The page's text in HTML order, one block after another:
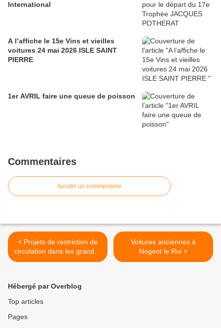
International
A l’affiche le 15e Vins et vieilles
voitures 24 mai 2026 ISLE SAINT
PIERRE
1er AVRIL faire une queue de poisson
Commentaires
Ajouter un commentaire
< Projets de restriction de
circulation dans les grandes
villes.
Voitures anciennes à
Nogent le Roi >
Hébergé par Overblog
Top articles
Pages